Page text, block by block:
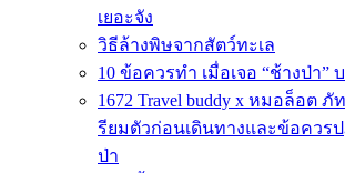
เยอะจัง
วิธีล้างพิษจากสัตว์ทะเล
10 ข้อควรทำ เมื่อเจอ “ช้างป่า”
1672 Travel buddy x หมอล็อต
รียมตัวก่อนเดินทางและข้อควร
ป่า